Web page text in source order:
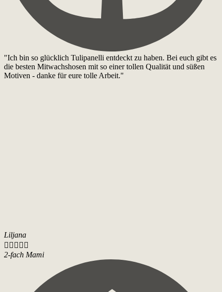
"Ich bin so glücklich Tulipanelli entdeckt zu haben. Bei euch gibt es
die besten Mitwachshosen mit so einer tollen Qualität und süßen
Motiven - danke für eure tolle Arbeit."
Liljana
    
2-fach Mami